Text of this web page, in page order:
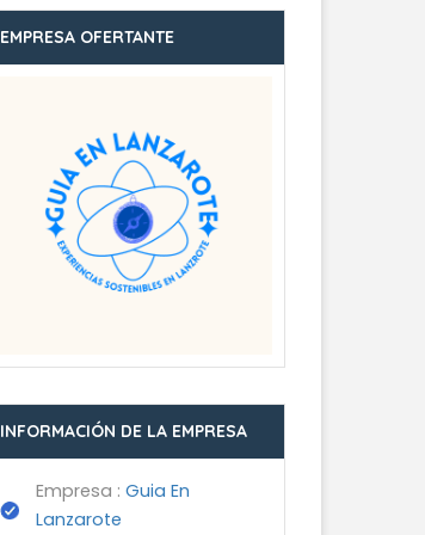
EMPRESA OFERTANTE
INFORMACIÓN DE LA EMPRESA
Empresa : Guia En
Lanzarote